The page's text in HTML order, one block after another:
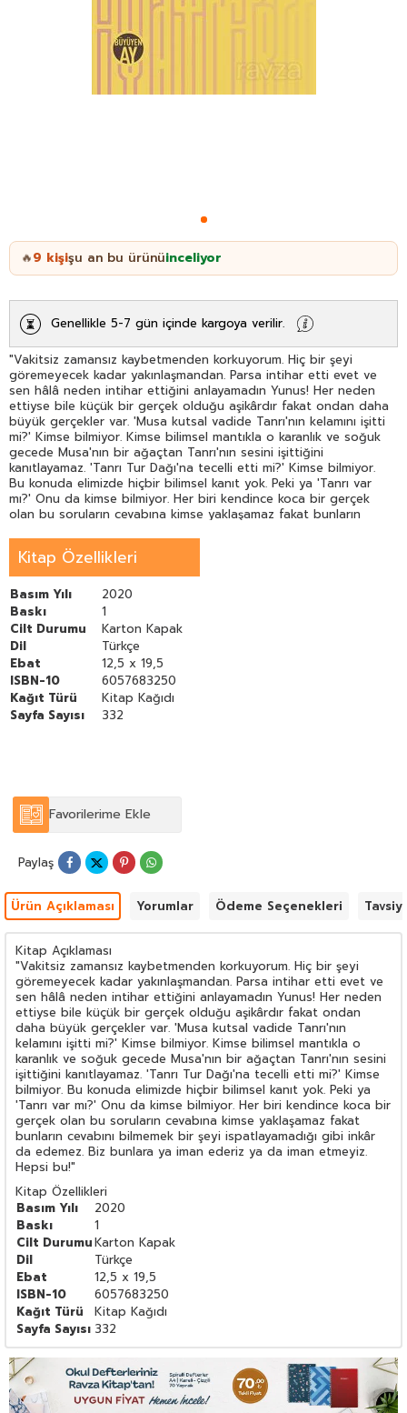
🔥9 kişişu an bu ürünüinceliyor
Genellikle 5-7 gün içinde kargoya verilir.
"Vakitsiz zamansız kaybetmenden korkuyorum. Hiç bir şeyi
göremeyecek kadar yakınlaşmandan. Parsa intihar etti evet ve
sen hâlâ neden intihar ettiğini anlayamadın Yunus! Her neden
ettiyse bile küçük bir gerçek olduğu aşikârdır fakat ondan daha
büyük gerçekler var. 'Musa kutsal vadide Tanrı'nın kelamını işitti
mi?' Kimse bilmiyor. Kimse bilimsel mantıkla o karanlık ve soğuk
gecede Musa'nın bir ağaçtan Tanrı'nın sesini işittiğini
kanıtlayamaz. 'Tanrı Tur Dağı'na tecelli etti mi?' Kimse bilmiyor.
Bu konuda elimizde hiçbir bilimsel kanıt yok. Peki ya 'Tanrı var
mı?' Onu da kimse bilmiyor. Her biri kendince koca bir gerçek
olan bu soruların cevabına kimse yaklaşamaz fakat bunların
edemez. Biz bunlara ya iman ederiz ya da iman etmeyiz. Hepsi
bu!"
Kitap Özellikleri
Basım Yılı
2020
Baskı
1
Cilt Durumu
Karton Kapak
Dil
Türkçe
Ebat
12,5 x 19,5
ISBN-10
6057683250
Kağıt Türü
Kitap Kağıdı
Sayfa Sayısı
332
Favorilerime Ekle
Paylaş
Ürün Açıklaması Yorumlar Ödeme Seçenekleri
Kitap Açıklaması
"Vakitsiz zamansız kaybetmenden korkuyorum. Hiç bir şeyi
göremeyecek kadar yakınlaşmandan. Parsa intihar etti evet ve
sen hâlâ neden intihar ettiğini anlayamadın Yunus! Her neden
ettiyse bile küçük bir gerçek olduğu aşikârdır fakat ondan
daha büyük gerçekler var. 'Musa kutsal vadide Tanrı'nın
kelamını işitti mi?' Kimse bilmiyor. Kimse bilimsel mantıkla o
karanlık ve soğuk gecede Musa'nın bir ağaçtan Tanrı'nın sesini
işittiğini kanıtlayamaz. 'Tanrı Tur Dağı'na tecelli etti mi?' Kimse
bilmiyor. Bu konuda elimizde hiçbir bilimsel kanıt yok. Peki ya
'Tanrı var mı?' Onu da kimse bilmiyor. Her biri kendince koca bir
gerçek olan bu soruların cevabına kimse yaklaşamaz fakat
bunların cevabını bilmemek bir şeyi ispatlayamadığı gibi inkâr
da edemez. Biz bunlara ya iman ederiz ya da iman etmeyiz.
Hepsi bu!"
Kitap Özellikleri
Basım Yılı
2020
Baskı
1
Cilt DurumuKarton Kapak
Dil
Türkçe
Ebat
12,5 x 19,5
ISBN-10
6057683250
Kağıt Türü
Kitap Kağıdı
Sayfa Sayısı 332